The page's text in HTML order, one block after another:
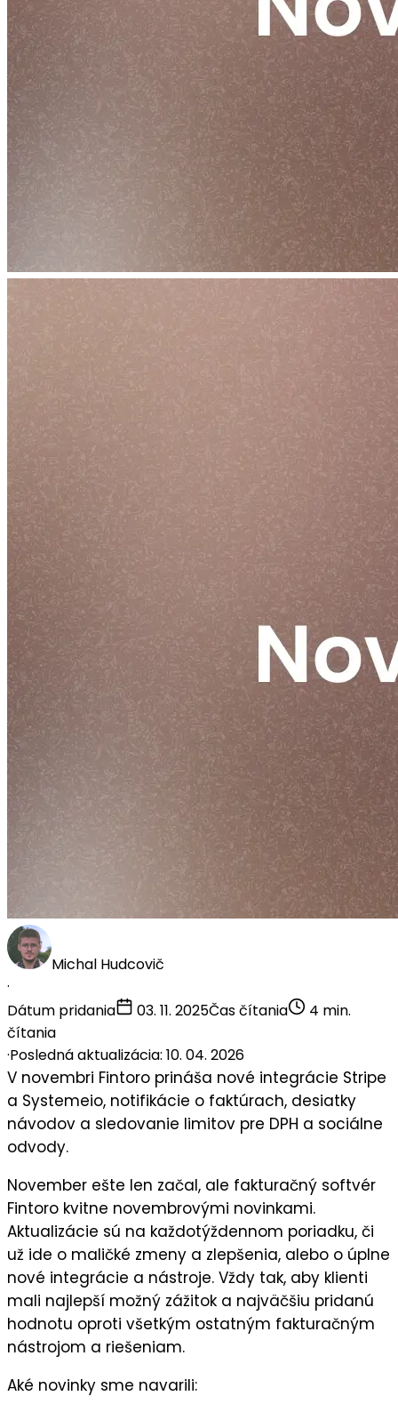
Michal Hudcovič
·
Dátum pridania
03. 11. 2025Čas čítania
4 min.
čítania
·Posledná aktualizácia: 10. 04. 2026
V novembri Fintoro prináša nové integrácie Stripe
a Systemeio, notifikácie o faktúrach, desiatky
návodov a sledovanie limitov pre DPH a sociálne
odvody.
November ešte len začal, ale fakturačný softvér
Fintoro kvitne novembrovými novinkami.
Aktualizácie sú na každotýždennom poriadku, či
už ide o maličké zmeny a zlepšenia, alebo o úplne
nové integrácie a nástroje. Vždy tak, aby klienti
mali najlepší možný zážitok a najväčšiu pridanú
hodnotu oproti všetkým ostatným fakturačným
nástrojom a riešeniam.
Aké novinky sme navarili: